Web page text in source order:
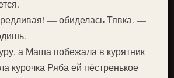
— обиделась Тявка. —
а Маша побежала в курятник —
курочка Ряба ей пёстренькое